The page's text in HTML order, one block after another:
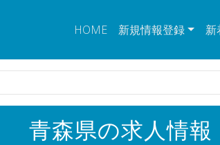
HOME 新規情報登録 新
青森県の求人情報